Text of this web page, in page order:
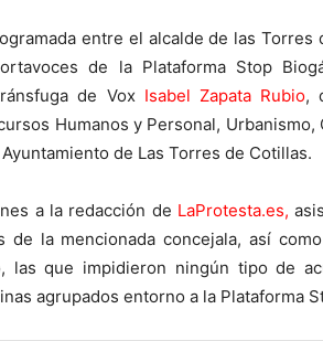
entre el alcalde de las Torres
de la Plataforma Stop
de Vox Isabel Zapata Rubio,
Humanos y Personal,
de Las Torres de Cotillas.
a la redacción de LaProtesta.es,
de la mencionada concejala, así
las que impidieron ningún tipo de
agrupados entorno a la Plataforma